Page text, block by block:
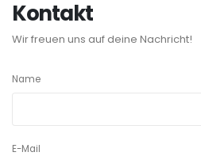
Kontakt
Wir freuen uns auf deine Nachricht!
Name
E-Mail